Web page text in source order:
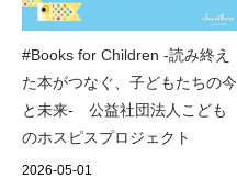
#Books for Children -読み終え
た本がつなぐ、子どもたちの今
と未来‐ 公益社団法人こども
のホスピスプロジェクト
2026-05-01